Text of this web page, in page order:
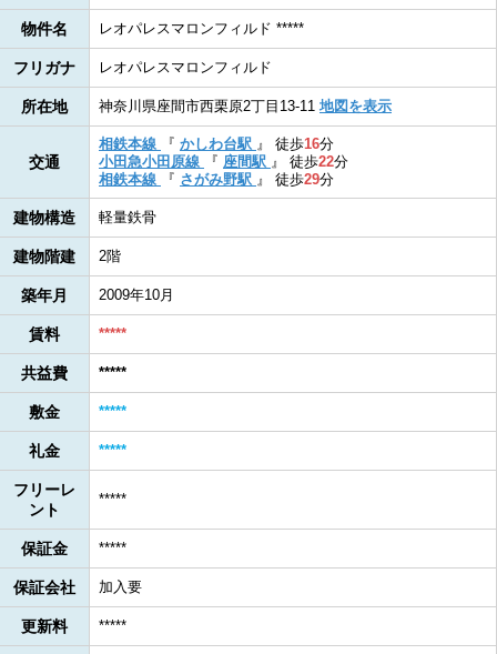
物件名 レオパレスマロンフィルド *****
フリガナ レオパレスマロンフィルド
所在地 神奈川県座間市西栗原2丁目13-11 地図を表示
交通
相鉄本線 『 かしわ台駅 』 徒歩16分
小田急小田原線
『 座間駅 』 徒歩22分
相鉄本線
『 さがみ野駅 』 徒歩29分
建物構造 軽量鉄骨
建物階建 2階
築年月 2009年10月
賃料 *****
共益費 *****
敷金 *****
礼金 *****
フリーレ
ント
*****
保証金 *****
保証会社 加入要
更新料 *****